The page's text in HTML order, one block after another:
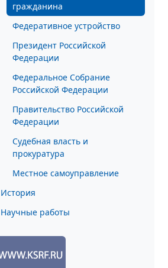
гражданина
Федеративное устройство
Президент Российской
Федерации
Федеральное Собрание
Российской Федерации
Правительство Российской
Федерации
Судебная власть и
прокуратура
Местное самоуправление
История
Научные работы